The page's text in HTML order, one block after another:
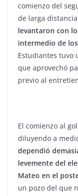
comienzo del
de larga
levantaron con
intermedio de
Estudiantes tuvo
que aprovechó
previo al
El comienzo al
diluyendo a
dependió
levemente del
Mateo en el
un pozo del que